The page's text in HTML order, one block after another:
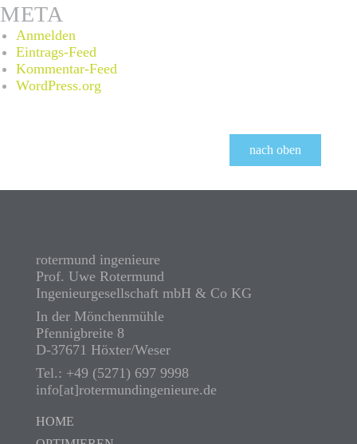
META
Anmelden
Eintrags-Feed
Kommentar-Feed
WordPress.org
nach oben
rotermund ingenieure
Prof. Uwe Rotermund
Ingenieurgesellschaft mbH & Co KG
In der Mönchenmühle
Pfennigbreite 8
D-37671 Höxter/Weser
Tel.: +49 (5271) 697 9998
info[at]rotermundingenieure.de
HOME